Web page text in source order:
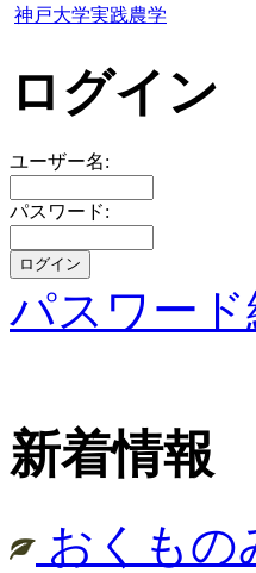
神戸大学実践農学
ログイン
ユーザー名:
パスワード:
パスワード
新着情報
おくもの